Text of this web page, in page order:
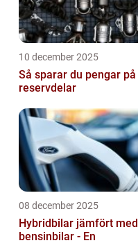
10 december 2025
Så sparar du pengar på
reservdelar
08 december 2025
Hybridbilar jämfört med
bensinbilar - En